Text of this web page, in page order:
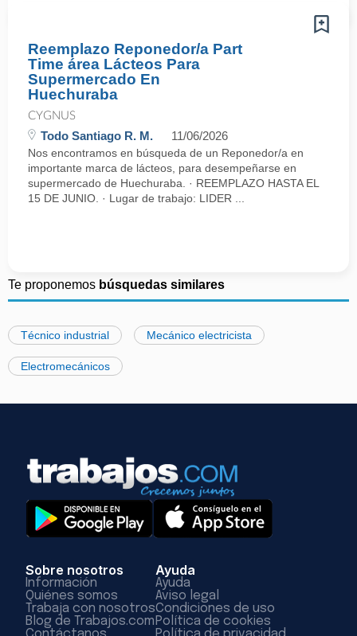
Reemplazo Reponedor/a Part
Time área Lácteos Para
Supermercado En
Huechuraba
CYGNUS
Todo Santiago R. M. 11/06/2026
Nos encontramos en búsqueda de un Reponedor/a en
importante marca de lácteos, para desempeñarse en
supermercado de Huechuraba. · REEMPLAZO HASTA EL
15 DE JUNIO. · Lugar de trabajo: LIDER ...
Te proponemos búsquedas similares
Técnico industrial Mecánico electricista
Electromecánicos
Sobre nosotros
Información
Quiénes somos
Trabaja con nosotros
Blog de Trabajos.com
Ayuda
Ayuda
Aviso legal
Condiciones de uso
Política de cookies